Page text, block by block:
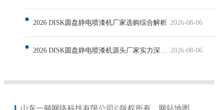
2026 DISK圆盘静电喷漆机厂家选购综合解析 2026-08-06
2026-08-06
山东一躺网络科技有限公司©版权所有 网站地图